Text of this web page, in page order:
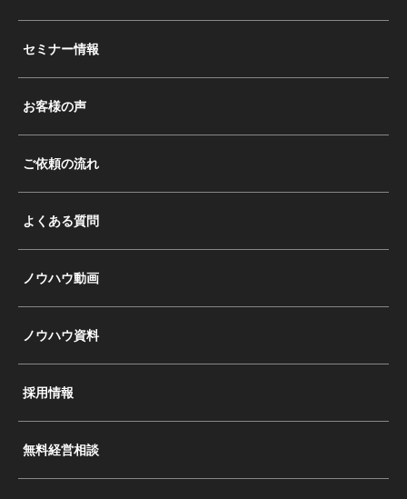
セミナー情報
お客様の声
ご依頼の流れ
よくある質問
ノウハウ動画
ノウハウ資料
採用情報
無料経営相談